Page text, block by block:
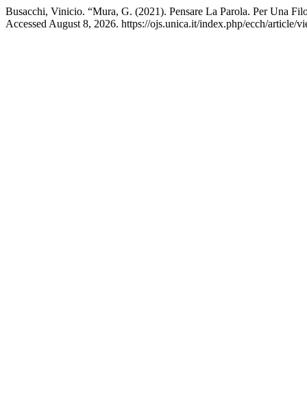
Busacchi, Vinicio. “Mura, G. (2021). Pensare La Parola. Per Una
Accessed August 8, 2026. https://ojs.unica.it/index.php/ecch/article/